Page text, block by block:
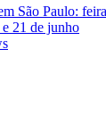
São Paulo:
21 de junho